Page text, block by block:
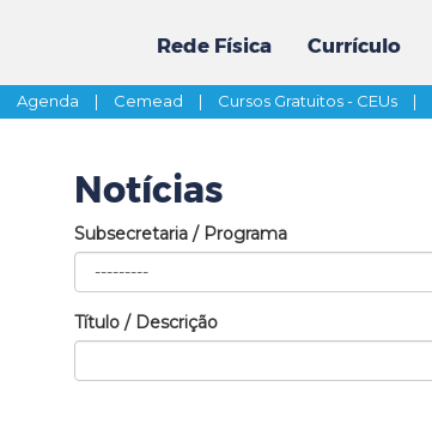
Rede Física Currículo
Agenda | Cemead | Cursos Gratuitos - CEUs |
Notícias
Subsecretaria / Programa
Título / Descrição